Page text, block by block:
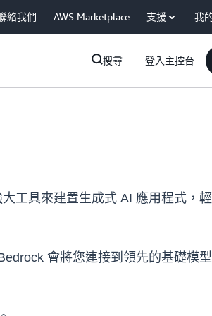
絡我們 AWS Marketplace 支援 我
搜尋 登入主控台
工具來建置生成式 AI 應用程式，
會將您連接到領先的基礎模